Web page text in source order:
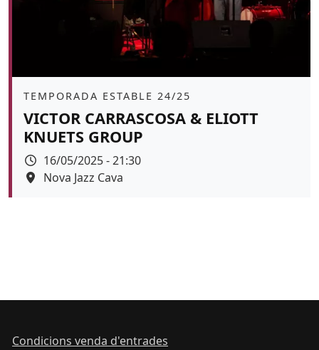
Àmbit
TEMPORADA ESTABLE 24/25
VICTOR CARRASCOSA & ELIOTT
KNUETS GROUP
Data
16/05/2025 - 21:30
Espai
Nova Jazz Cava
Condicions venda d'entrades